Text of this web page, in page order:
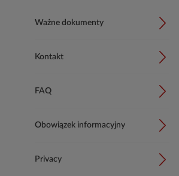
Ważne dokumenty
Kontakt
FAQ
Obowiązek informacyjny
Privacy